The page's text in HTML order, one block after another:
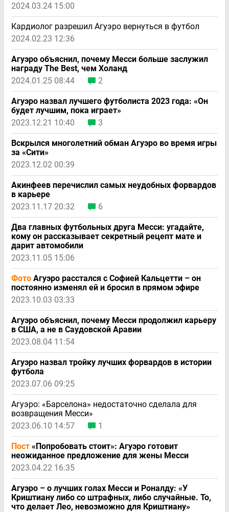
2024.03.24 15:00
Кардиолог разрешил Агуэро вернуться в футбол
2024.02.23 12:36
Агуэро объяснил, почему Месси больше заслужил
награду The Best, чем Холанд
2024.01.25 08:44
2
Агуэро назвал лучшего футболиста 2023 года: «Он
будет лучшим, пока играет»
2023.12.21 10:40
3
Вскрылся многолетний обман Агуэро во время игры
за «Сити»
2023.12.02 00:39
Акинфеев перечислил самых неудобных форвардов
в карьере
2023.11.17 20:32
6
Два главных футбольных друга Месси: угадайте,
кому он рассказывает секретный рецепт мате и
дарит автомобили
2023.11.05 15:06
Фото Агуэро расстался с Софией Кальцетти – он
постоянно изменял ей и бросил в прямом эфире
2023.10.03 03:33
Агуэро объяснил, почему Месси продолжил карьеру
в США, а не в Саудовской Аравии
2023.08.04 11:54
Агуэро назвал тройку лучших форвардов в истории
футбола
2023.07.06 09:25
Агуэро: «Барселона» недостаточно сделала для
возвращения Месси»
2023.06.10 14:57
1
Пост «Попробовать стоит»: Агуэро готовит
неожиданное предложение для жены Месси
2023.04.22 16:35
Агуэро – о лучших голах Месси и Роналду: «У
Криштиану либо со штрафных, либо случайные. То,
что делает Лео, невозможно для Криштиану»